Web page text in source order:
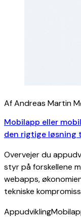
Af Andreas Martin
Mobilapp eller
den rigtige løsning
Overvejer du
styr på forskellene
webapps,
tekniske
Appudvikling